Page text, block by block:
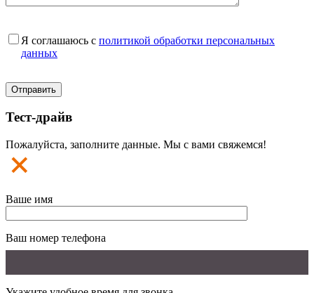
Я соглашаюсь с политикой обработки персональных
данных
Тест-драйв
Пожалуйста, заполните данные. Мы с вами свяжемся!
Ваше имя
Ваш номер телефона